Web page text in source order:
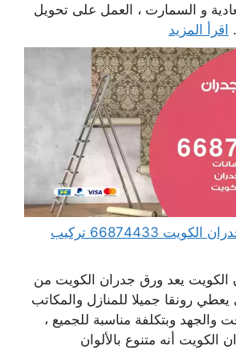
و السمارت ، العمل على تحويل
اقرأ المزيد
فني تركيب ورق جدران الكويت 66874433 تركيب
يعد ورق جدران الكويت من
يعطي رونقا جميلا للمنازل والمكاتب
والجهد وبتكلفة مناسبة للجميع ،
الكويت أنه متنوع بالألوان